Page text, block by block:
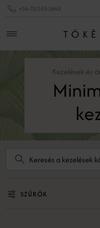
+36-70/555-5848
Kezelések és
SZŰRŐK